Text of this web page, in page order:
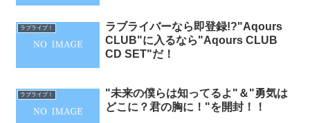
ラブライブ！
ラブライバーなら即登録!?"Aqours
CLUB"に入るなら"Aqours CLUB
CD SET"だ！
ラブライブ！
"未来の僕らは知ってるよ"＆"勇気は
どこに？君の胸に！"を開封！！